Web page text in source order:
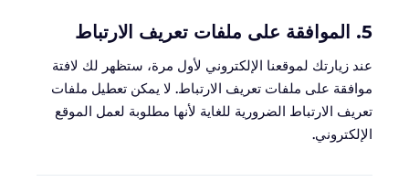
5. الموافقة على ملفات تعريف الارتباط
عند زيارتك لموقعنا الإلكتروني لأول مرة، ستظهر لك لافتة
موافقة على ملفات تعريف الارتباط. لا يمكن تعطيل ملفات
تعريف الارتباط الضرورية للغاية لأنها مطلوبة لعمل الموقع
الإلكتروني.